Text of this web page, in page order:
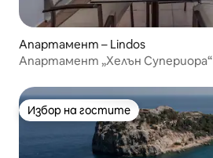
Апартамент – Lindos
Апартамент „Хелън Супериора“
Избор на гостите
Избор на гостите